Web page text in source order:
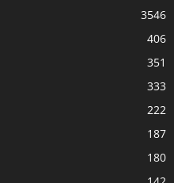
3546
406
351
333
222
187
180